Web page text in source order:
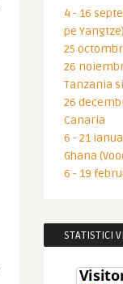
4 - 16
pe Yangtze)
25
26
Tanzania
26
Canaria
6 - 21
Ghana
6 - 19
STATISTICI